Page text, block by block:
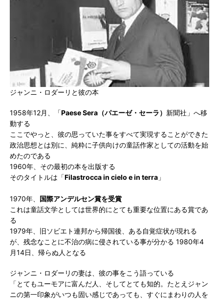
ジャンニ・ロダーリと彼の本
1958年12月、「Paese Sera（パエーゼ・セーラ） 新聞社」へ移
動する
ここでやっと、彼の思っていた事をすべて実現することができた
政治思想とは別に、純粋に子供向けの童話作家としての活動を始
めたのである
1960年、その最初の本を出版する
そのタイトルは「Filastrocca in cielo e in terra 」
1970年、 国際アンデルセン賞を受賞
これは童話文学としては世界的にとても重要な位置にある賞であ
る
1979年、旧ソビエト連邦から帰国後、ある自覚症状が現れる
が、残念なことに不治の病に侵されている事が分かる 1980年4
月14日、帰らぬ人となる
ジャンニ・ロダーリの妻は、彼の事をこう語っている
「とてもユーモアに富んだ人、そしてとても知的。たとえジャン
ニの第一印象がいつも固い感じであっても、すぐにまわりの人を